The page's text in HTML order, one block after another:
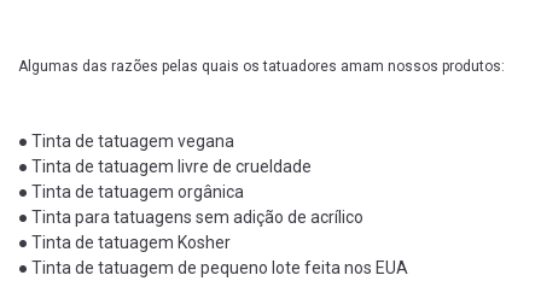
Algumas das razões pelas quais os tatuadores amam nossos produtos:
● Tinta de tatuagem vegana
● Tinta de tatuagem livre de crueldade
● Tinta de tatuagem orgânica
● Tinta para tatuagens sem adição de acrílico
● Tinta de tatuagem Kosher
● Tinta de tatuagem de pequeno lote feita nos EUA